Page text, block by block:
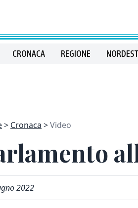
CRONACA REGIONE NORDEST
Cronaca Video
2022